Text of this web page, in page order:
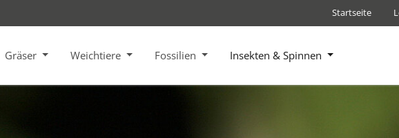
Startseite
Gräser Weichtiere Fossilien Insekten & Spinnen